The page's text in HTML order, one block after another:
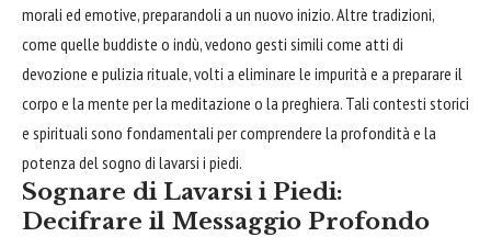
morali ed emotive, preparandoli a un nuovo inizio. Altre tradizioni,
come quelle buddiste o indù, vedono gesti simili come atti di
devozione e pulizia rituale, volti a eliminare le impurità e a preparare il
corpo e la mente per la meditazione o la preghiera. Tali contesti storici
e spirituali sono fondamentali per comprendere la profondità e la
potenza del sogno di lavarsi i piedi.
Sognare di Lavarsi i Piedi:
Decifrare il Messaggio Profondo